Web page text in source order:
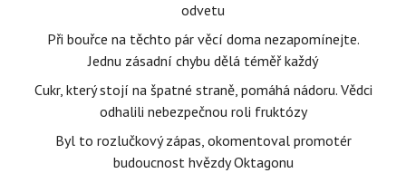
odvetu
Při bouřce na těchto pár věcí doma nezapomínejte.
Jednu zásadní chybu dělá téměř každý
Cukr, který stojí na špatné straně, pomáhá nádoru. Vědci
odhalili nebezpečnou roli fruktózy
Byl to rozlučkový zápas, okomentoval promotér
budoucnost hvězdy Oktagonu